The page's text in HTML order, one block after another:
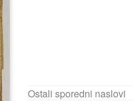
Ostali sporedni naslovi